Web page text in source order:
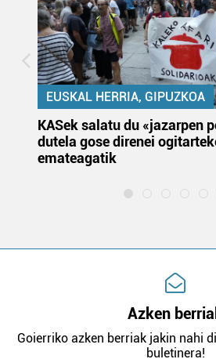
EUSKAL HERRIA, GIPUZKOA
KASek salatu du «jazarpen
dutela gose direnei
emateagatik
Azken
Goierriko azken berriak jakin nahi
buletinera!